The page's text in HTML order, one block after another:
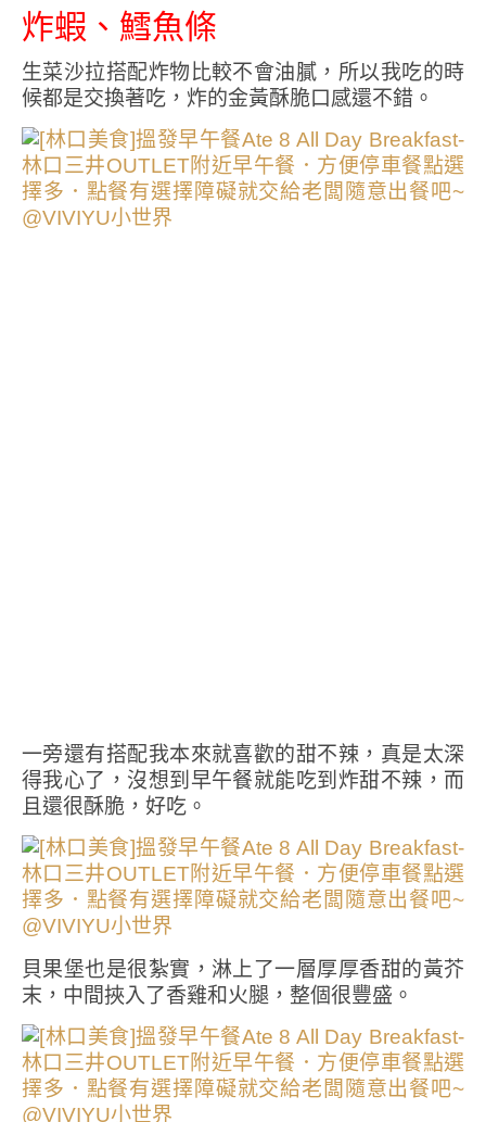
炸蝦、鱈魚條
生菜沙拉搭配炸物比較不會油膩，所以我吃的時
候都是交換著吃，炸的金黃酥脆口感還不錯。
一旁還有搭配我本來就喜歡的甜不辣，真是太深
得我心了，沒想到早午餐就能吃到炸甜不辣，而
且還很酥脆，好吃。
貝果堡也是很紮實，淋上了一層厚厚香甜的黃芥
末，中間挾入了香雞和火腿，整個很豐盛。